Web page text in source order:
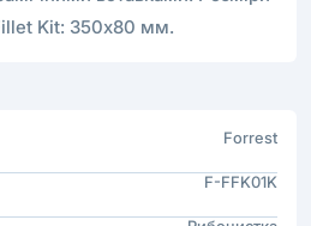
Kit: 350х80 мм.
Forrest
F-FFK01K